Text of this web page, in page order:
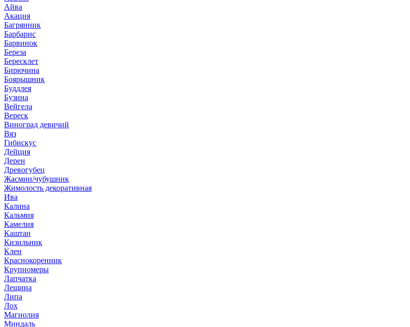
Айва
Акация
Багрянник
Барбарис
Барвинок
Береза
Бересклет
Бирючина
Боярышник
Буддлея
Бузина
Вейгела
Вереск
Виноград девичий
Вяз
Гибискус
Дейция
Дерен
Древогубец
Жасмин/чубушник
Жимолость декоративная
Ива
Калина
Кальмия
Камелия
Каштан
Кизильник
Клен
Краснокоренник
Крупномеры
Лапчатка
Лещина
Липа
Лох
Магнолия
Миндаль